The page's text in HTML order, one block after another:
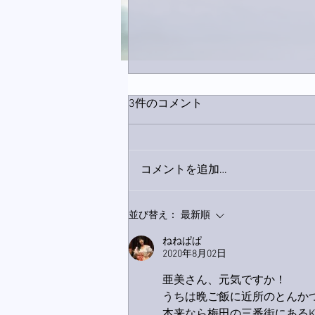
3件のコメント
コメントを追加…
並び替え： 最新順
ねねぱぱ
2020年8月02日
亜美さん、元気ですか！
うちは晩ご飯に近所のとんか